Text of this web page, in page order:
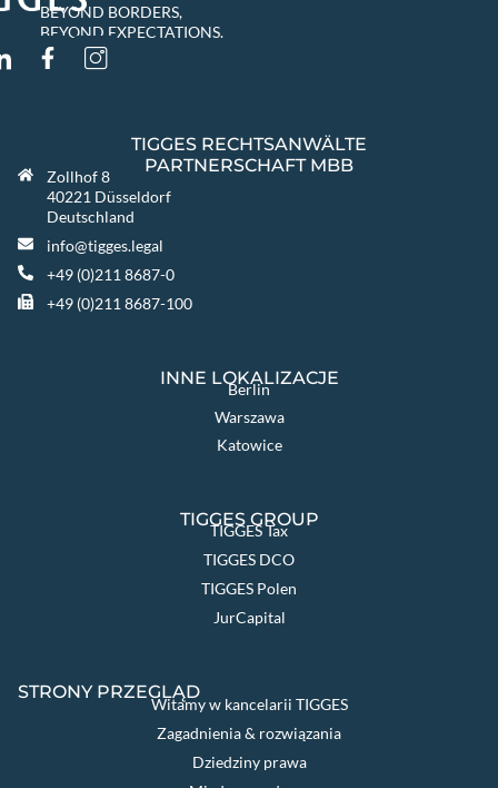
BEYOND BORDERS,
BEYOND EXPECTATIONS.
TIGGES RECHTSANWÄLTE
PARTNERSCHAFT MBB
Zollhof 8
40221 Düsseldorf
Deutschland
info@tigges.legal
+49 (0)211 8687-0
+49 (0)211 8687-100
INNE LOKALIZACJE
Berlin
Warszawa
Katowice
TIGGES GROUP
TIGGES Tax
TIGGES DCO
TIGGES Polen
JurCapital
STRONY PRZEGLĄD
Witamy w kancelarii TIGGES
Zagadnienia & rozwiązania
Dziedziny prawa